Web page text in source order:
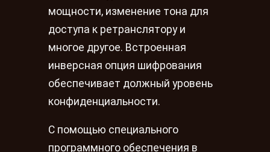
мощности, изменение тона для
доступа к ретранслятору и
многое другое. Встроенная
инверсная опция шифрования
обеспечивает должный уровень
конфиденциальности.
С помощью специального
программного обеспечения в